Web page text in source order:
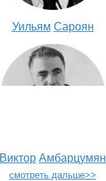
Уильям Сароян
Виктор Амбарцумян
смотреть дальше>>